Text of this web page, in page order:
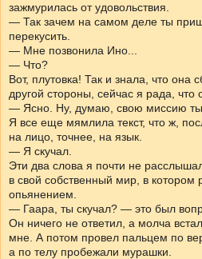
зажмурилась от удовольствия.
— Так зачем на самом деле ты
перекусить.
— Мне позвонила Ино...
— Что?
Вот, плутовка! Так и знала, что она
другой стороны, сейчас я рада, что
— Ясно. Ну, думаю, свою миссию ты
Я все еще мямлила текст, что ж,
на лицо, точнее, на язык.
— Я скучал.
Эти два слова я почти не
в свой собственный мир, в котором
опьянением.
— Гаара, ты скучал? — это был
Он ничего не ответил, а молча
мне. А потом провел пальцем по
а по телу пробежали мурашки.